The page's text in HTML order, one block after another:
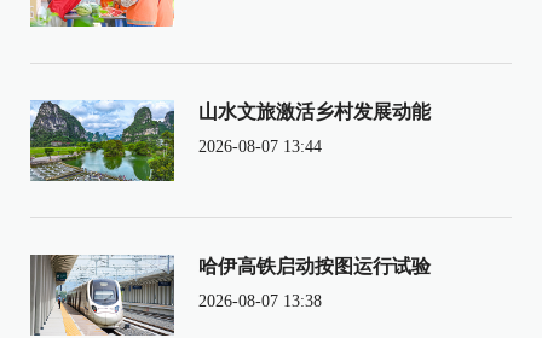
山水文旅激活乡村发展动能
2026-08-07 13:44
哈伊高铁启动按图运行试验
2026-08-07 13:38